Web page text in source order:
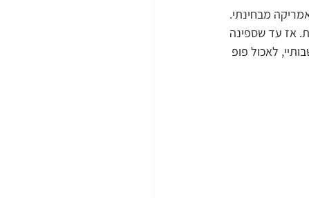
מבחינתי.
אז עד שספינה
לאכול פופ